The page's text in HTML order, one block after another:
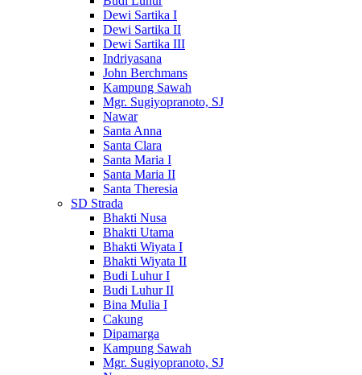
Dewi Sartika I
Dewi Sartika II
Dewi Sartika III
Indriyasana
John Berchmans
Kampung Sawah
Mgr. Sugiyopranoto, SJ
Nawar
Santa Anna
Santa Clara
Santa Maria I
Santa Maria II
Santa Theresia
SD Strada
Bhakti Nusa
Bhakti Utama
Bhakti Wiyata I
Bhakti Wiyata II
Budi Luhur I
Budi Luhur II
Bina Mulia I
Cakung
Dipamarga
Kampung Sawah
Mgr. Sugiyopranoto, SJ